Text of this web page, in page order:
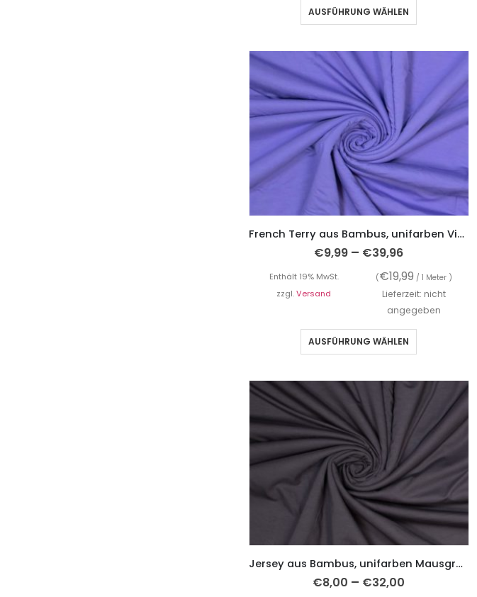
AUSFÜHRUNG WÄHLEN
French Terry aus Bambus, unifarben Violett Lila
€9,99 – €39,96
Enthält 19% MwSt. (€19,99 / 1 Meter )
zzgl.Versand
Lieferzeit: nicht
angegeben
AUSFÜHRUNG WÄHLEN
Jersey aus Bambus, unifarben Mausgrau
€8,00 – €32,00